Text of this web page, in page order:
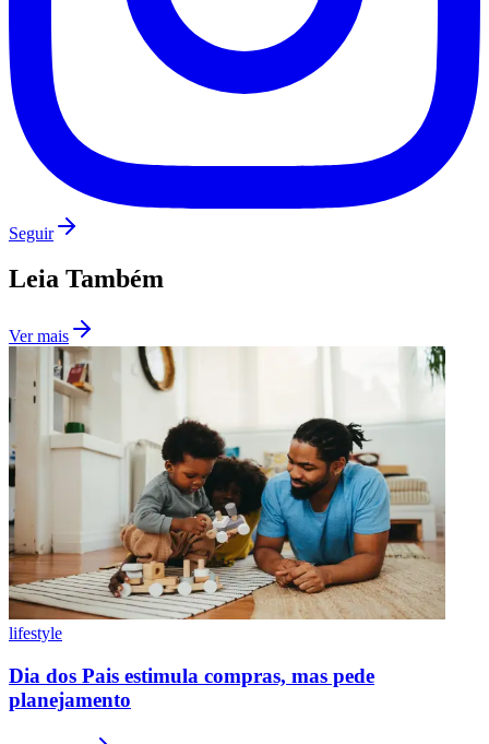
Seguir
Leia Também
Ver mais
lifestyle
Dia dos Pais estimula compras, mas pede
planejamento